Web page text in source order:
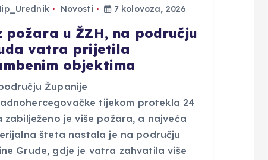
Novosti 7 kolovoza, 2026
požara u ŽZH, na području
vatra prijetila
objektima
Županije
tijekom protekla 24
zabilježeno je više požara, a najveća
šteta nastala je na području
Grude, gdje je vatra zahvatila više